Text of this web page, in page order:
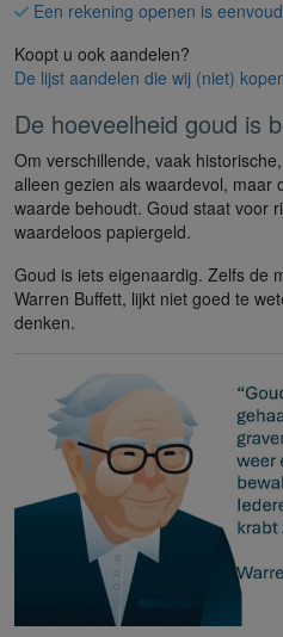
Een rekening openen is
Koopt u ook aandelen?
De lijst aandelen die wij (niet)
De hoeveelheid goud is
Om verschillende, vaak
alleen gezien als waardevol, maar
waarde behoudt. Goud staat voor
waardeloos papiergeld.
Goud is iets eigenaardig. Zelfs de
Warren Buffett, lijkt niet goed te
denken.